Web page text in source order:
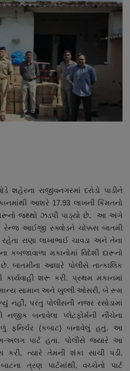
રાજીવનગરમાં દરોડો પાડીને
આશરે 17.93 લાખની કિંમતનો
દારૂનો જથ્થો ઝડપી પાડ્યો છે. આ અંગે
રેન્જ આઈજી સ્ક્વોડને ચોક્કસ બાતમી
રાણા લાખાભાઈ ચાવડા અને તેના
કબજાવાળા મકાનોમાં વિદેશી દારૂનો
બાતમીના આધારે પોલીસે તાત્કાલિક
કાર્યવાહી શરૂ કરી. પ્રથમ મકાનમાં
સામાન અને ખુલ્લી ઓસરી, બે રૂમ
નહીં, પરંતુ પોલીસની નજર રસોડામાં
નજીક બનાવેલા પ્લેટફોર્મની નીચેના
ફનિર્ચર (કબાટ) બનાવેલું હતું. આ
અલગ પાર્ટ હતા. પોલીસે જ્યારે આ
કરી, ત્યારે તેમની શંકા સાચી પડી.
ત્રણ પાર્ટમાંથી, વચ્ચેનો પાર્ટ